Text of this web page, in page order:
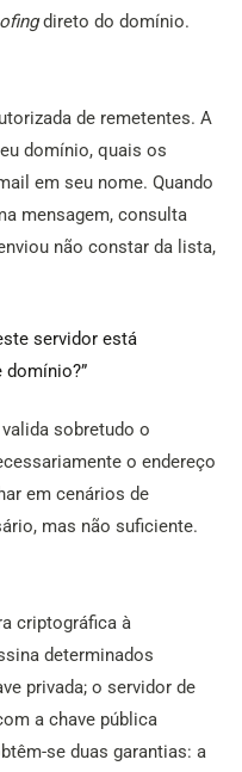
direto do domínio.
de remetentes. A
domínio, quais os
em seu nome. Quando
mensagem, consulta
não constar da lista,
servidor está
sobretudo o
o endereço
em cenários de
mas não suficiente.
criptográfica à
determinados
privada; o servidor de
a chave pública
se duas garantias: a